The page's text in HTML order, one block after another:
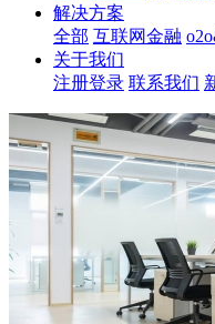
解决方案
全部 互联网金融
关于我们
注册登录 联系我们